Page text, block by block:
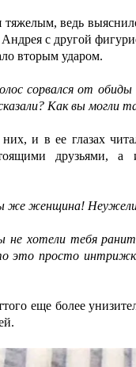
тяжелым, ведь
с другой
вторым ударом.
сорвался от
Как вы могли
и в ее глазах
друзьями, а
женщина! Неужели
не хотели тебя
это просто
еще более